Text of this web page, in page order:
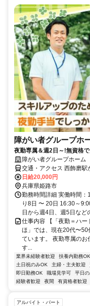
障がい者グループホ
夜勤専属＆週2日～!無資格
障がい者グループホー
交通・アクセス 西飾磨駅
日給20,000円
兵庫県姫路市
勤務時間詳細 実働時間
り8日 〜 20日 16:30～
日から週4日、週5日など
仕事内容 【「夜勤＝ハ
ほ」では、現在20代〜50
ています。 夜勤専属の
す...
業界未経験者歓迎 扶養内勤務OK
土日祝のみOK
主婦・主夫歓迎
即日勤務OK
職場見学可 平日
経験者歓迎
夜間 有資格者歓迎
アルバイト・パート